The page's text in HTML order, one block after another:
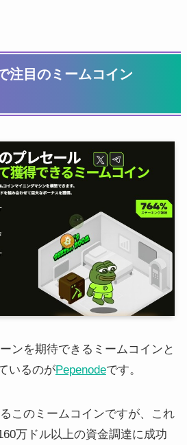
注目のミームコイン
ンを期待できるミームコインと
いるのがPepenodeです。
このミームコインですが、これ
万ドル以上の資金調達に成功